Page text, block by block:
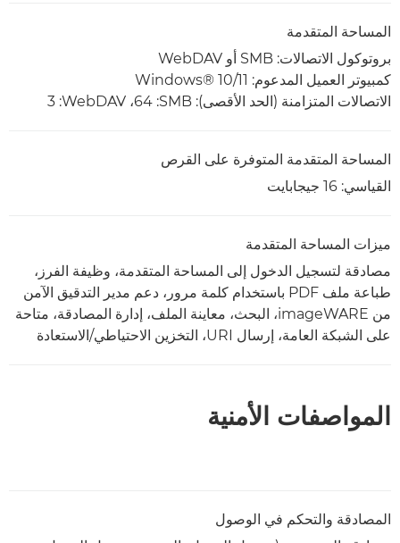
المساحة المتقدمة
بروتوكول الاتصالات: SMB أو WebDAV
كمبيوتر العميل المدعوم: Windows® 10/11
الاتصالات المتزامنة (الحد الأقصى): SMB‏: 64، WebDAV‏: 3
المساحة المتقدمة المتوفرة على القرص
القياسي: 16 جيجابايت
ميزات المساحة المتقدمة
مصادقة لتسجيل الدخول إلى المساحة المتقدمة، وظيفة الفرز،
طباعة ملف PDF باستخدام كلمة مرور، دعم مدير التدقيق الآمن
من imageWARE، البحث، معاينة الملف، إدارة المصادقة، متاحة
على الشبكة العامة، إرسال URI، التخزين الاحتياطي/الاستعادة
المواصفات الأمنية
المصادقة والتحكم في الوصول